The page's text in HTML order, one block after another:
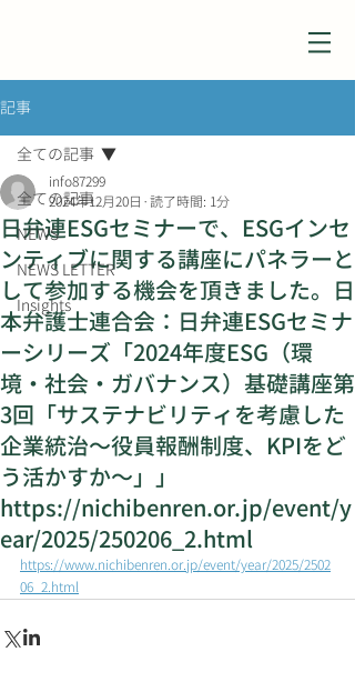
記事
全ての記事
NEWS
NEWS LETTER
Insights
全ての記事
日弁連ESGセミナーで、ESGインセ
ンティブに関する講座にパネラーと
して参加する機会を頂きました。日
本弁護士連合会：日弁連ESGセミナ
ーシリーズ「2024年度ESG（環
境・社会・ガバナンス）基礎講座第
3回「サステナビリティを考慮した
企業統治～役員報酬制度、KPIをど
う活かすか～」」
https://nichibenren.or.jp/event/y
ear/2025/250206_2.html
info87299
2024年12月20日 読了時間: 1分
https://www.nichibenren.or.jp/event/year/2025/2502
06_2.html